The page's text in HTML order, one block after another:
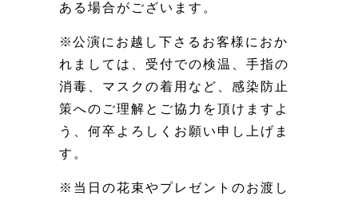
ある場合がございます。
※公演にお越し下さるお客様におか
れましては、 受付での検温、手指の
消毒、マスクの着用など、 感染防止
策へのご理解とご協力を頂けますよ
う、何卒よろしくお願い申し上げま
す。
※当日の花束やプレゼントのお渡し